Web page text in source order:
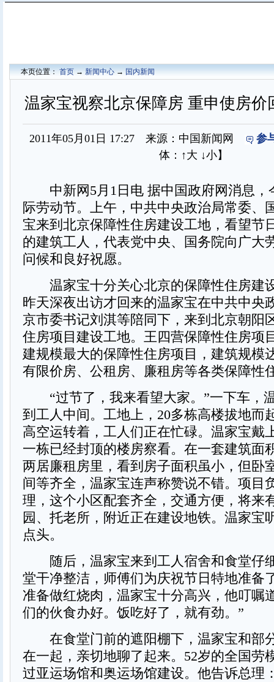
本页位置：首页→新闻中心→国内新闻
温家宝视察北京保障房 重申使房价
2011年05月01日 17:27 来源：中国新闻网
参
体： ↑大 ↓小】
中新网5月1日电 据中国政府网消息，
际劳动节。上午，中共中央政治局常委、
宝来到北京保障性住房建设工地，看望节
的建筑工人，代表党中央、国务院向广大
问候和良好祝愿。
温家宝十分关心北京的保障性住房建
昨天深夜出访才回来的温家宝在中共中央
京市委书记刘淇等陪同下，来到北京朝阳
住房项目建设工地。王四营保障性住房项
建规模最大的保障性住房项目，建筑规模
有限价房、公租房、廉租房等各类保障性
“过节了，我来看望大家。”一下车，
到工人中间。工地上，20多栋高楼拔地而
高空运转着，工人们正在忙碌。温家宝戴
一栋已经封顶的楼房察看。在一套建筑面
两居廉租房里，看到房子面积虽小，但卧
间等齐全，温家宝连声称赞说不错。项目
理，这个小区配套齐全，交通方便，将来
园、托老所，附近正在建设地铁。温家宝
点头。
随后，温家宝来到工人宿舍和食堂仔
堂干净整洁，师傅们为庆祝节日特地准备
准备做红烧肉，温家宝十分高兴，他叮嘱
们的伙食办好。饭吃好了，就有劲。”
在食堂门前的遮阳棚下，温家宝和部
在一起，亲切地聊了起来。52岁的全国劳
过亚运场馆和奥运场馆建设。他告诉总理